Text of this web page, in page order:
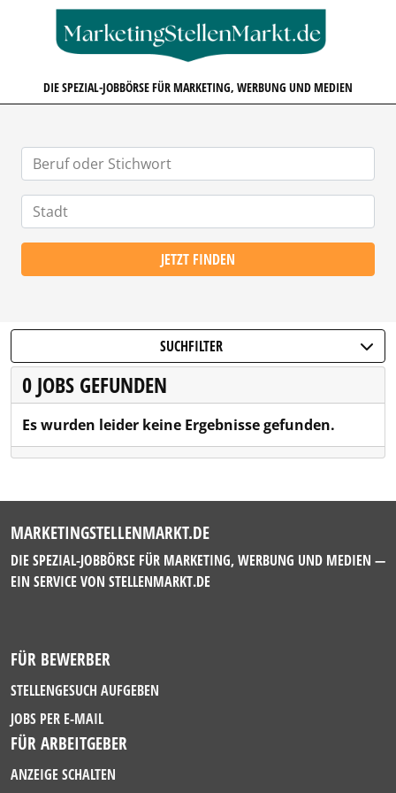
DIE SPEZIAL-JOBBÖRSE FÜR MARKETING, WERBUNG UND MEDIEN
JETZT FINDEN
SUCHFILTER
0 JOBS GEFUNDEN
Es wurden leider keine Ergebnisse gefunden.
MARKETINGSTELLENMARKT.DE
DIE SPEZIAL-JOBBÖRSE FÜR MARKETING, WERBUNG UND MEDIEN —
EIN SERVICE VON STELLENMARKT.DE
FÜR BEWERBER
STELLENGESUCH AUFGEBEN
JOBS PER E-MAIL
FÜR ARBEITGEBER
ANZEIGE SCHALTEN